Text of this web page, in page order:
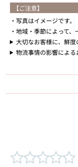
【ご注意】
写真はイメージです。
地域・季節によって、
大切なお客様に、鮮
物流事情の影響によ